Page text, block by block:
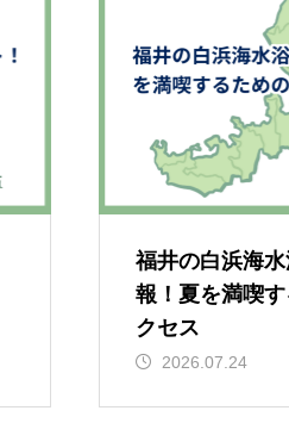
福井の白浜海
報！夏を満喫
クセス
2026.07.24